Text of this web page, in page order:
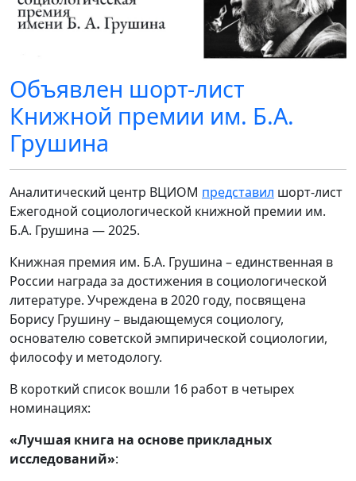
Объявлен шорт-лист
Книжной премии им. Б.А.
Грушина
Аналитический центр ВЦИОМ представил шорт-лист
Ежегодной социологической книжной премии им.
Б.А. Грушина ― 2025.
Книжная премия им. Б.А. Грушина – единственная в
России награда за достижения в социологической
литературе. Учреждена в 2020 году, посвящена
Борису Грушину – выдающемуся социологу,
основателю советской эмпирической социологии,
философу и методологу.
В короткий список вошли 16 работ в четырех
номинациях:
«Лучшая книга на основе прикладных
исследований»: